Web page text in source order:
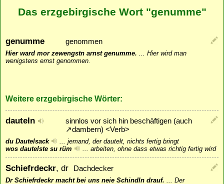
Das erzgebirgische Wort "genumme"
genumme genommen
Hier ward mor zewengstn arnst genumme. ... Hier wird man
wenigstens ernst genommen.
Weitere erzgebirgische Wörter:
dauteln
sinnlos vor sich hin beschäftigen (auch
↗dambern) <Verb>
du Dautelsack ... jemand, der dautelt, nichts fertig bringt
wos dautelste su rüm
... arbeiten, ohne dass etwas richtig fertig wird
Schiefrdeckr, dr Dachdecker
Dr Schiefrdeckr macht bei uns neie Schindln drauf. ... Der